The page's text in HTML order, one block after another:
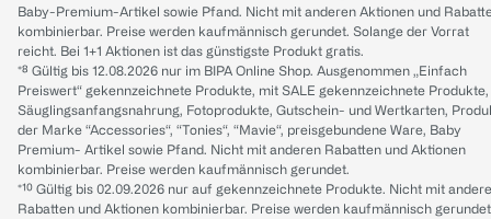
Baby-Premium-Artikel sowie Pfand. Nicht mit anderen Aktionen und
kombinierbar. Preise werden kaufmännisch gerundet. Solange der Vorrat
reicht. Bei 1+1 Aktionen ist das günstigste Produkt gratis.
*⁸ Gültig bis 12.08.2026 nur im BIPA Online Shop. Ausgenommen „Einfach
Preiswert“ gekennzeichnete Produkte, mit SALE gekennzeichnete Produkte,
Säuglingsanfangsnahrung, Fotoprodukte, Gutschein- und Wertkarten,
der Marke “Accessories“, “Tonies“, “Mavie“, preisgebundene Ware, Baby
Premium- Artikel sowie Pfand. Nicht mit anderen Rabatten und Aktionen
kombinierbar. Preise werden kaufmännisch gerundet.
*¹⁰ Gültig bis 02.09.2026 nur auf gekennzeichnete Produkte. Nicht mit
Rabatten und Aktionen kombinierbar. Preise werden kaufmännisch